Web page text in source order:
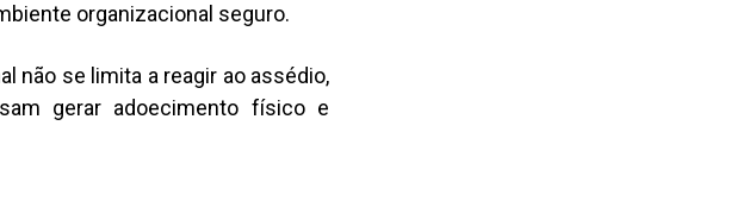
organizacional seguro.
não se limita a reagir ao assédio,
gerar adoecimento físico e